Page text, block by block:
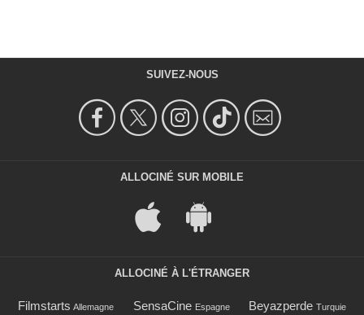
SUIVEZ-NOUS
ALLOCINÉ SUR MOBILE
ALLOCINÉ À L'ÉTRANGER
Filmstarts Allemagne SensaCine Espagne Beyazperde Turquie